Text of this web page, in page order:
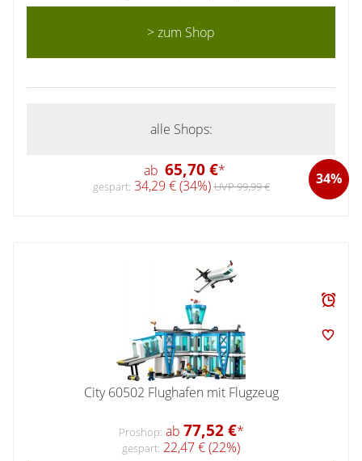
> zum Shop
alle Shops:
ab 65,70 €* 34%
gespart: 34,29 € (34%)UVP 99,99 €
City 60502 Flughafen mit Flugzeug
Proshop: ab 77,52 €*
gespart: 22,47 € (22%)